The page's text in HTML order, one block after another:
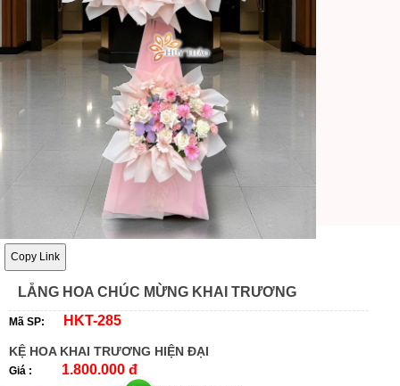
Copy Link
LẴNG HOA CHÚC MỪNG KHAI TRƯƠNG
Mã SP: HKT-285
KỆ HOA KHAI TRƯƠNG HIỆN ĐẠI
Giá : 1.800.000 đ